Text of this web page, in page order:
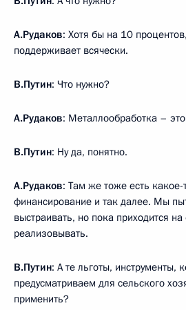
А.Рудаков: Хотя бы на 10
поддерживает всячески.
В.Путин: Что нужно?
А.Рудаков: Металлообработка –
В.Путин: Ну да, понятно.
А.Рудаков: Там же тоже есть какое-
финансирование и так далее. Мы
выстраивать, но пока приходится
реализовывать.
В.Путин: А те льготы, инструменты,
предусматриваем для сельского
применить?